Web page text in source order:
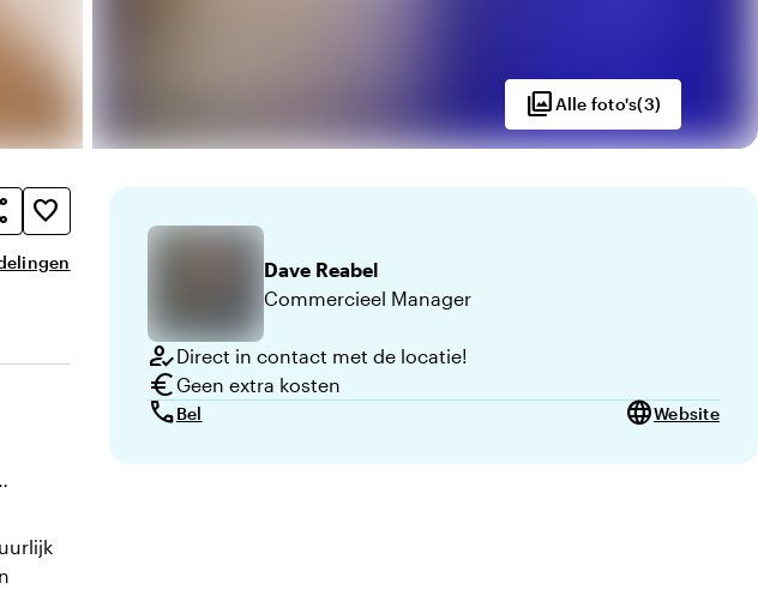
photo_libraryAlle foto's(3)
favorite_border
beoordeling van 8,7 uit 10
5 Dave Reabel
Commercieel Manager
how_to_regDirect in contact met de locatie!
euroGeen extra kosten
callBel languageWebsite